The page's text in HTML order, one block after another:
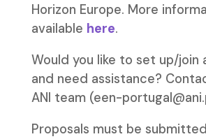
Horizon Europe. More
available here.
Would you like to set up/join
and need assistance?
ANI team (een-
Proposals must be